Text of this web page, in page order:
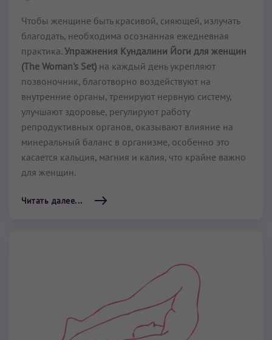
Чтобы женщине быть красивой, сияющей, излучать
благодать, необходима осознанная ежедневная
практика. Упражнения Кундалини Йоги для женщин
(The Woman's Set) на каждый день укрепляют
позвоночник, благотворно воздействуют на
внутренние органы, тренируют нервную систему,
улучшают здоровье, регулируют работу
репродуктивных органов, оказывают влияние на
минеральный баланс в организме, особенно это
касается кальция, магния и калия, что крайне важно
для женщин.
Читать далее...